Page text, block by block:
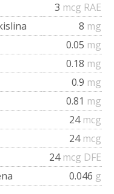
3 mcg RAE
8 mg
0.05 mg
0.18 mg
0.9 mg
0.81 mg
24 mcg
24 mcg
24 mcg DFE
0.046 g